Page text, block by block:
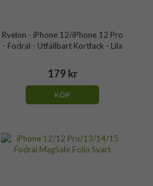
Rvelon - iPhone 12/iPhone 12 Pro
- Fodral - Utfällbart Kortfack - Lila
179 kr
KÖP